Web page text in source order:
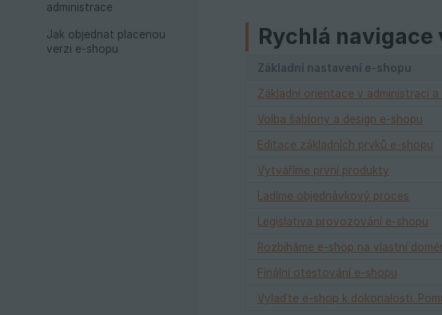
administrace
Jak objednat placenou
verzi e-shopu
Rychlá navigace
Základní nastavení e-shopu
Základní orientace v administraci a
Volba šablony a design e-shopu
Editace základních prvků e-shopu
Vytváříme první produkty
Ladíme objednávkový proces
Legislativa provozování e-shopu
Rozbíháme e-shop na vlastní
Finální otestování e-shopu
Vylaďte e-shop k dokonalosti.